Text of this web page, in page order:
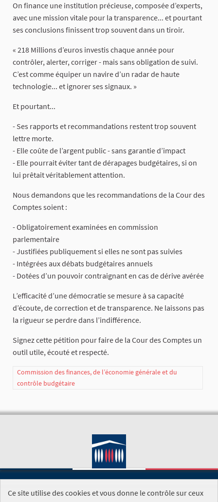
On finance une institution précieuse, composée d’experts,
avec une mission vitale pour la transparence... et pourtant
ses conclusions finissent trop souvent dans un tiroir.
« 218 Millions d’euros investis chaque année pour
contrôler, alerter, corriger - mais sans obligation de suivi.
C’est comme équiper un navire d’un radar de haute
technologie... et ignorer ses signaux. »
Et pourtant...
- Ses rapports et recommandations restent trop souvent
lettre morte.
- Elle coûte de l’argent public - sans garantie d’impact
- Elle pourrait éviter tant de dérapages budgétaires, si on
lui prêtait véritablement attention.
Nous demandons que les recommandations de la Cour des
Comptes soient :
- Obligatoirement examinées en commission
parlementaire
- Justifiées publiquement si elles ne sont pas suivies
- Intégrées aux débats budgétaires annuels
- Dotées d’un pouvoir contraignant en cas de dérive avérée
L’efficacité d’une démocratie se mesure à sa capacité
d’écoute, de correction et de transparence. Ne laissons pas
la rigueur se perdre dans l’indifférence.
Signez cette pétition pour faire de la Cour des Comptes un
outil utile, écouté et respecté.
Commission des finances, de l’économie générale et du
contrôle budgétaire
SITE DE L'ASSEMBLÉE NATIONALE
Ce site utilise des cookies et vous donne le contrôle sur ceux